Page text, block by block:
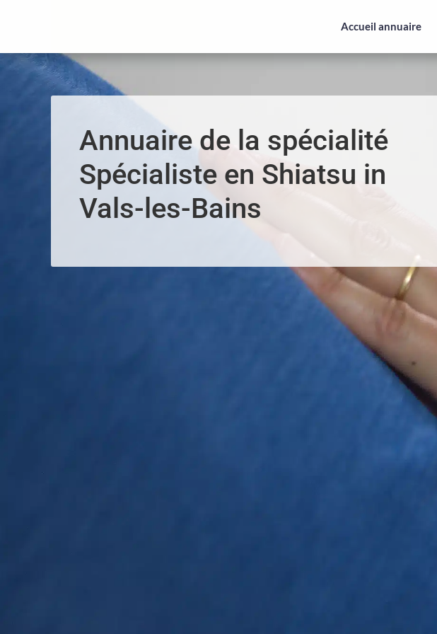
Accueil annuaire
Annuaire de la spécialité
Spécialiste en Shiatsu in
Vals-les-Bains